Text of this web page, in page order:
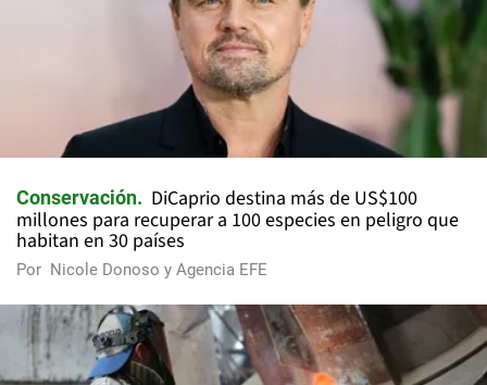
Conservación
DiCaprio destina más de US$100
millones para recuperar a 100 especies en peligro que
habitan en 30 países
Por Nicole Donoso y Agencia EFE